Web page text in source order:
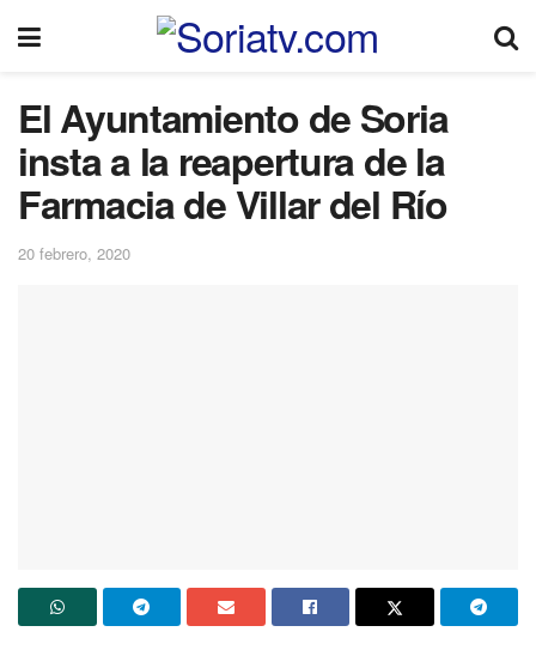
El Ayuntamiento de Soria
insta a la reapertura de la
Farmacia de Villar del Río
20 febrero, 2020